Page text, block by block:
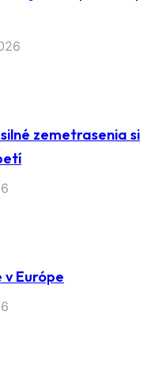
zemetrasenia si
Európe